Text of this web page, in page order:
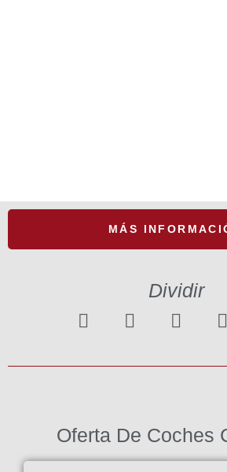
MÁS
Dividir
Oferta De Coches